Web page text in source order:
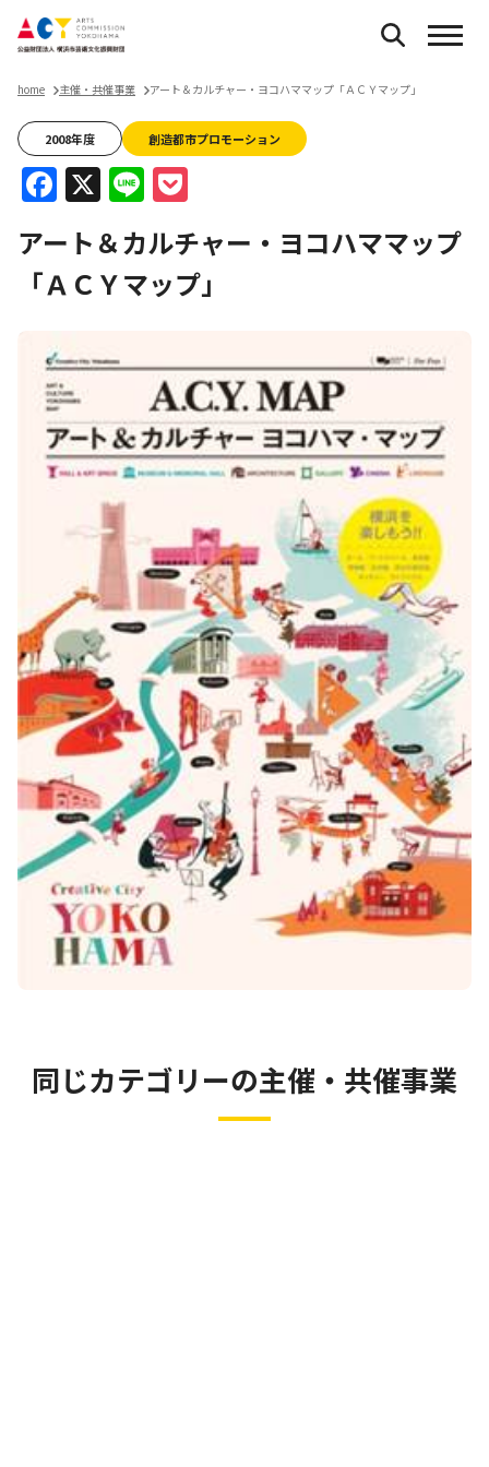
home 主催・共催事業 アート＆カルチャー・ヨコハママップ「ＡＣＹマップ」
2008年度 創造都市プロモーション
Facebook
X Line
アート＆カルチャー・ヨコハママップ
「ＡＣＹマップ」
同じカテゴリーの主催・共催事業